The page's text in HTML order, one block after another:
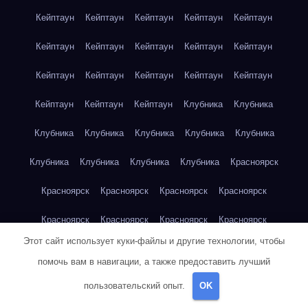
Кейптаун Кейптаун Кейптаун Кейптаун Кейптаун
Кейптаун Кейптаун Кейптаун Кейптаун Кейптаун
Кейптаун Кейптаун Кейптаун Кейптаун Кейптаун
Кейптаун Кейптаун Кейптаун Клубника Клубника
Клубника Клубника Клубника Клубника Клубника
Клубника Клубника Клубника Клубника Красноярск
Красноярск Красноярск Красноярск Красноярск
Красноярск Красноярск Красноярск Красноярск
Красноярск Красноярск Красноярск
Кукуруза
Этот сайт использует куки-файлы и другие технологии, чтобы
помочь вам в навигации, а также предоставить лучший
пользовательский опыт. OK